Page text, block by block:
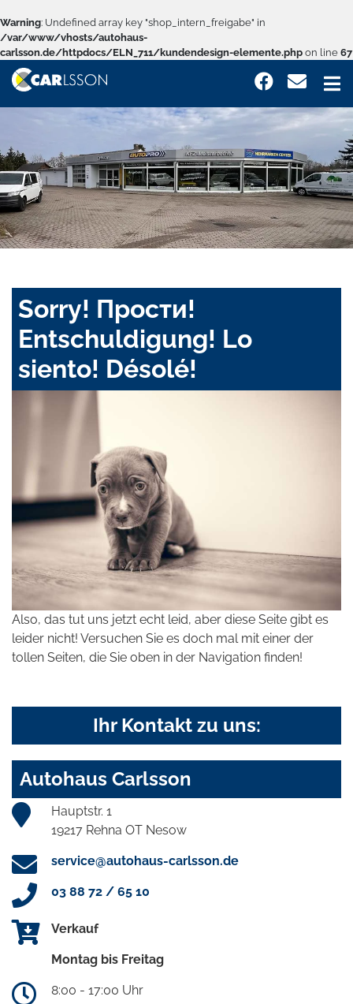
Warning: Undefined array key "shop_intern_freigabe" in
/var/www/vhosts/autohaus-
carlsson.de/httpdocs/ELN_711/kundendesign-elemente.php on line 67
Sorry! Прости!
Entschuldigung! Lo
siento! Désolé!
Also, das tut uns jetzt echt leid, aber diese Seite gibt es
leider nicht! Versuchen Sie es doch mal mit einer der
tollen Seiten, die Sie oben in der Navigation finden!
Ihr Kontakt zu uns:
Autohaus Carlsson
Hauptstr. 1
19217 Rehna OT Nesow
service@autohaus-carlsson.de
03 88 72 / 65 10
Verkauf
Montag bis Freitag
8:00 - 17:00 Uhr